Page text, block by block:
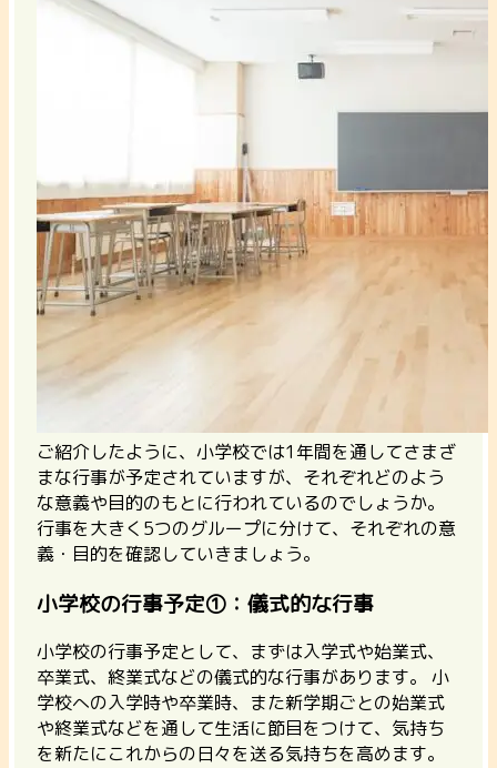
ご紹介したように、小学校では1年間を通してさまざ
まな行事が予定されていますが、それぞれどのよう
な意義や目的のもとに行われているのでしょうか。
行事を大きく5つのグループに分けて、それぞれの意
義・目的を確認していきましょう。
小学校の行事予定①：儀式的な行事
小学校の行事予定として、まずは入学式や始業式、
卒業式、終業式などの儀式的な行事があります。 小
学校への入学時や卒業時、また新学期ごとの始業式
や終業式などを通して生活に節目をつけて、気持ち
を新たにこれからの日々を送る気持ちを高めます。